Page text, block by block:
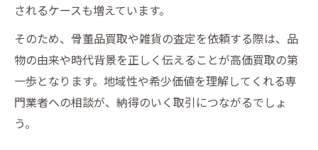
されるケースも増えています。
そのため、骨董品買取や雑貨の査定を依頼する際は、品
物の由来や時代背景を正しく伝えることが高価買取の第
一歩となります。地域性や希少価値を理解してくれる専
門業者への相談が、納得のいく取引につながるでしょ
う。